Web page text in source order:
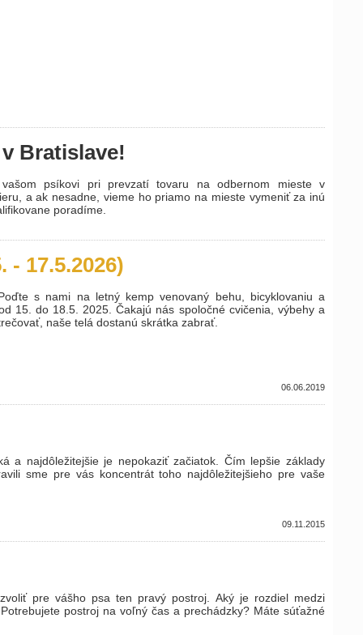
Bratislave!
psíkovi pri prevzatí tovaru na odbernom mieste v
a ak nesadne, vieme ho priamo na mieste vymeniť za inú
poradíme.
17.5.2026)
s nami na letný kemp venovaný behu, bicyklovaniu a
15. do 18.5. 2025. Čakajú nás spoločné cvičenia, výbehy a
naše telá dostanú skrátka zabrať.
06.06.2019
a najdôležitejšie je nepokaziť začiatok. Čím lepšie základy
sme pre vás koncentrát toho najdôležitejšieho pre vaše
09.11.2015
pre vášho psa ten pravý postroj. Aký je rozdiel medzi
postroj na voľný čas a prechádzky? Máte súťažné